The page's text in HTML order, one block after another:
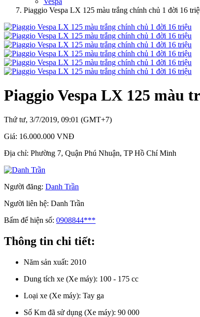
Piaggio Vespa LX 125 màu trắng chính chủ 1 đời 16
Piaggio Vespa LX 125 màu
Thứ tư, 3/7/2019, 09:01 (GMT+7)
Giá: 16.000.000 VNĐ
Địa chỉ: Phường 7, Quận Phú Nhuận, TP Hồ Chí Minh
Người đăng: Danh Trần
Người liên hệ: Danh Trần
Bấm để hiện số: 0908844***
Thông tin chi tiết:
Năm sản xuất: 2010
Dung tích xe (Xe máy): 100 - 175 cc
Loại xe (Xe máy): Tay ga
Số Km đã sử dụng (Xe máy): 90 000